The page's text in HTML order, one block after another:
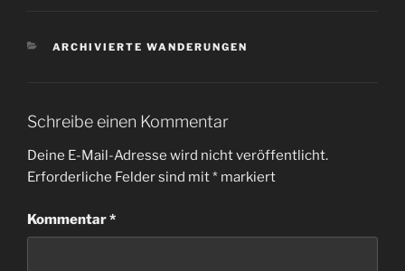
KATEGORIEN
ARCHIVIERTE WANDERUNGEN
Schreibe einen Kommentar
Deine E-Mail-Adresse wird nicht veröffentlicht.
Erforderliche Felder sind mit* markiert
Kommentar*